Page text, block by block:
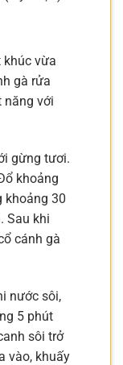
khúc vừa
gà rửa
năng với
gừng tươi.
khoảng
khoảng 30
Sau khi
cánh gà
nước sôi,
5 phút
sôi trở
vào, khuấy